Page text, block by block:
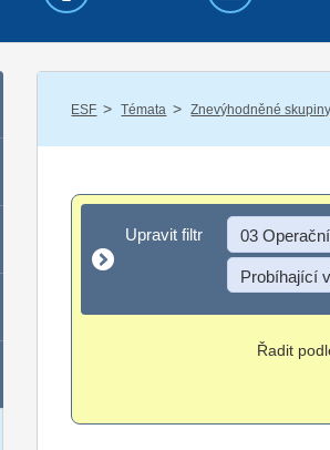
ESF / Témata / Znevýhodněné
Upravit filtr
Upravit filtr 03
Probíhající
Řadit